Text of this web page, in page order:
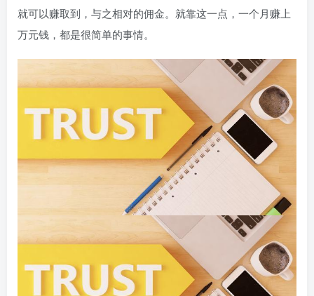
就可以赚取到，与之相对的佣金。就靠这一点，一个月赚上
万元钱，都是很简单的事情。